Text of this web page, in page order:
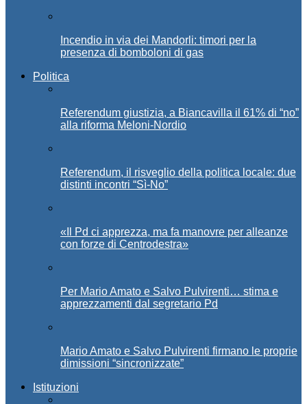
Incendio in via dei Mandorli: timori per la
presenza di bomboloni di gas
Politica
Referendum giustizia, a Biancavilla il 61% di “no”
alla riforma Meloni-Nordio
Referendum, il risveglio della politica locale: due
distinti incontri “Sì-No”
«Il Pd ci apprezza, ma fa manovre per alleanze
con forze di Centrodestra»
Per Mario Amato e Salvo Pulvirenti… stima e
apprezzamenti dal segretario Pd
Mario Amato e Salvo Pulvirenti firmano le proprie
dimissioni “sincronizzate”
Istituzioni